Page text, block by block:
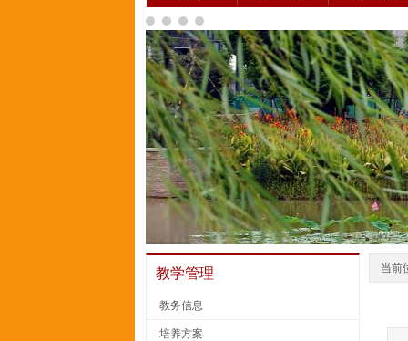
教学管理
教务信息
培养方案
当前